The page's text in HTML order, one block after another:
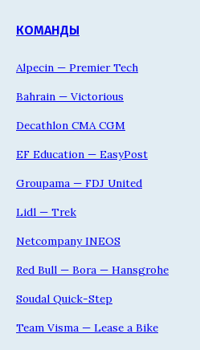
КОМАНДЫ
Alpecin — Premier Tech
Bahrain — Victorious
Decathlon CMA CGM
EF Education — EasyPost
Groupama — FDJ United
Lidl — Trek
Netcompany INEOS
Red Bull — Bora — Hansgrohe
Soudal Quick-Step
Team Visma — Lease a Bike